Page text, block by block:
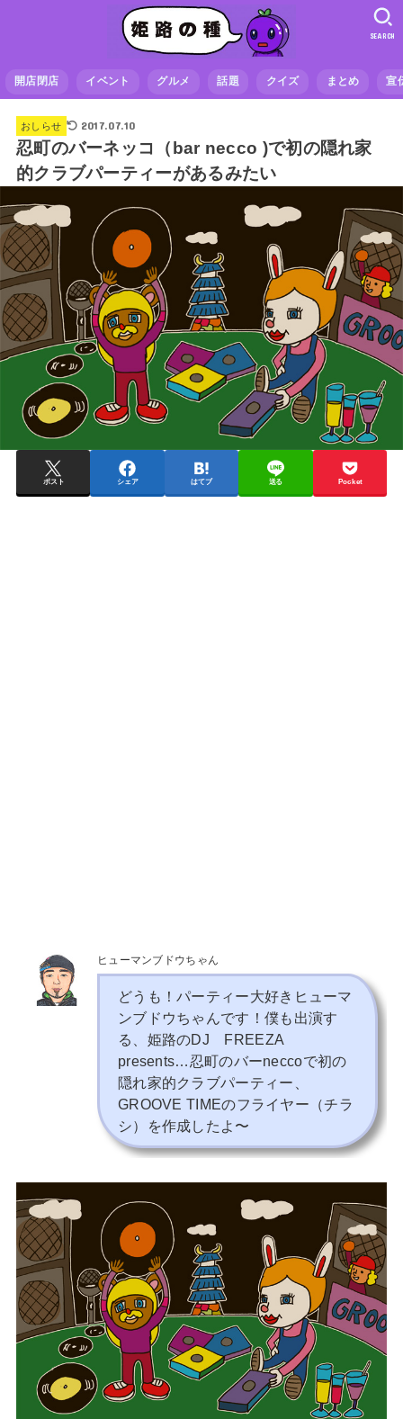
開店閉店 イベント グルメ 話題 クイズ まとめ 宣
SEARCH
おしらせ 2017.07.10
忍町のバーネッコ（bar necco )で初の隠れ家
的クラブパーティーがあるみたい
ポスト シェア はてブ 送る Pocket
ヒューマンブドウちゃん
どうも！パーティー大好きヒューマ
ンブドウちゃんです！僕も出演す
る、姫路のDJ FREEZA
presents…忍町のバーneccoで初の
隠れ家的クラブパーティー、
GROOVE TIMEのフライヤー（チラ
シ）を作成したよ〜